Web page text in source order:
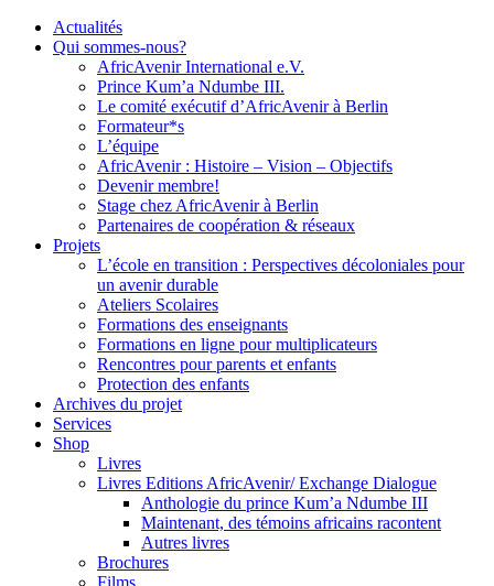
Actualités
Qui sommes-nous?
AfricAvenir International e.V.
Prince Kum’a Ndumbe III.
Le comité exécutif d’AfricAvenir à Berlin
Formateur*s
L’équipe
AfricAvenir : Histoire – Vision – Objectifs
Devenir membre!
Stage chez AfricAvenir à Berlin
Partenaires de coopération & réseaux
Projets
L’école en transition : Perspectives décoloniales pour
un avenir durable
Ateliers Scolaires
Formations des enseignants
Formations en ligne pour multiplicateurs
Rencontres pour parents et enfants
Protection des enfants
Archives du projet
Services
Shop
Livres
Livres Editions AfricAvenir/ Exchange Dialogue
Anthologie du prince Kum’a Ndumbe III
Maintenant, des témoins africains racontent
Autres livres
Brochures
Films